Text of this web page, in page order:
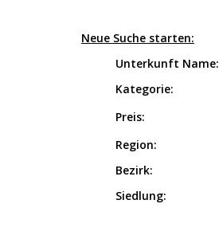
Neue Suche starten:
Unterkunft Name:
Kategorie:
Preis:
Region:
Bezirk:
Siedlung: